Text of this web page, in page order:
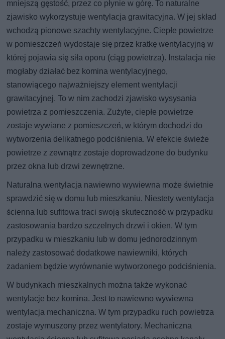
mniejszą gęstość, przez co płynie w górę. To naturalne
zjawisko wykorzystuje wentylacja grawitacyjna. W jej skład
wchodzą pionowe szachty wentylacyjne. Ciepłe powietrze
w pomieszczeń wydostaje się przez kratkę wentylacyjną w
której pojawia się siła oporu (ciąg powietrza). Instalacja nie
mogłaby działać bez komina wentylacyjnego,
stanowiącego najważniejszy element wentylacji
grawitacyjnej. To w nim zachodzi zjawisko wysysania
powietrza z pomieszczenia. Zużyte, ciepłe powietrze
zostaje wywiane z pomieszczeń, w którym dochodzi do
wytworzenia delikatnego podciśnienia. W efekcie świeże
powietrze z zewnątrz zostaje doprowadzone do budynku
przez okna lub drzwi zewnętrzne.
Naturalna wentylacja nawiewno wywiewna może świetnie
sprawdzić się w domu lub mieszkaniu. Niestety wentylacja
ścienna lub sufitowa traci swoją skuteczność w przypadku
zastosowania bardzo szczelnych drzwi i okien. W tym
przypadku w mieszkaniu lub w domu jednorodzinnym
należy zastosować dodatkowe nawiewniki, których
zadaniem będzie wyrównanie wytworzonego podciśnienia.
W budynkach mieszkalnych można także wykonać
wentylacje bez komina. Jest to nawiewno wywiewna
wentylacja mechaniczna. W tym przypadku ruch powietrza
zostaje wymuszony przez wentylatory. Mechaniczna